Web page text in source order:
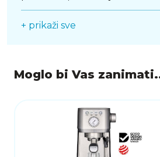
Napredni sustav samočišćenja
minimalistički dizajn i
pretvarajući svako jutro u
+ prikaži sve
Moglo bi Vas